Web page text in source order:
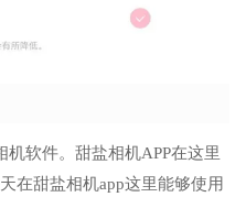
软件。甜盐相机APP在这里
在甜盐相机app这里能够使用